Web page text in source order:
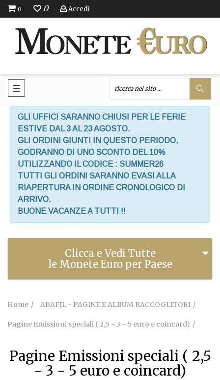
0 0 Accedi
GLI UFFICI SARANNO CHIUSI PER LE FERIE
ESTIVE DAL 3 AL 23 AGOSTO.
GLI ORDINI GIUNTI IN QUESTO PERIODO,
GODRANNO DI UNO SCONTO DEL 10%
UTILIZZANDO IL CODICE : SUMMER26
TUTTI GLI ORDINI SARANNO EVASI ALLA
RIAPERTURA IN ORDINE CRONOLOGICO DI
ARRIVO.
BUONE VACANZE A TUTTI !!
Clicca e Vedi Tutte
le Monete Euro per Paese
Home ABAFIL - PAGINE E ALBUM RACCOGLITORI
Pagine Emissioni speciali ( 2,5 - 3 - 5 euro e coincard)
Pagine Emissioni speciali ( 2,5
- 3 - 5 euro e coincard)